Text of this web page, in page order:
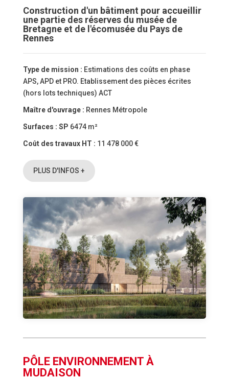
Construction d'un bâtiment pour accueillir
une partie des réserves du musée de
Bretagne et de l'écomusée du Pays de
Rennes
Type de mission : Estimations des coûts en phase
APS, APD et PRO. Etablissement des pièces écrites
(hors lots techniques) ACT
Maître d'ouvrage : Rennes Métropole
Surfaces : SP 6474 m²
Coût des travaux HT : 11 478 000 €
PLUS D'INFOS +
PÔLE ENVIRONNEMENT À
MUDAISON